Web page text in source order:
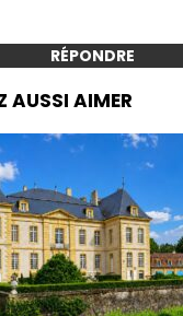
RÉPONDRE
AUSSI AIMER